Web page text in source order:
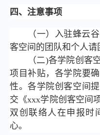
四、注意事项
（一）入驻蜂云
客空间的团队和个人请
（二)各学院创客
项目补贴，各学院要
性。各学院创客空间
交《xxx学院创客空间
双创联络人在申报时
心。